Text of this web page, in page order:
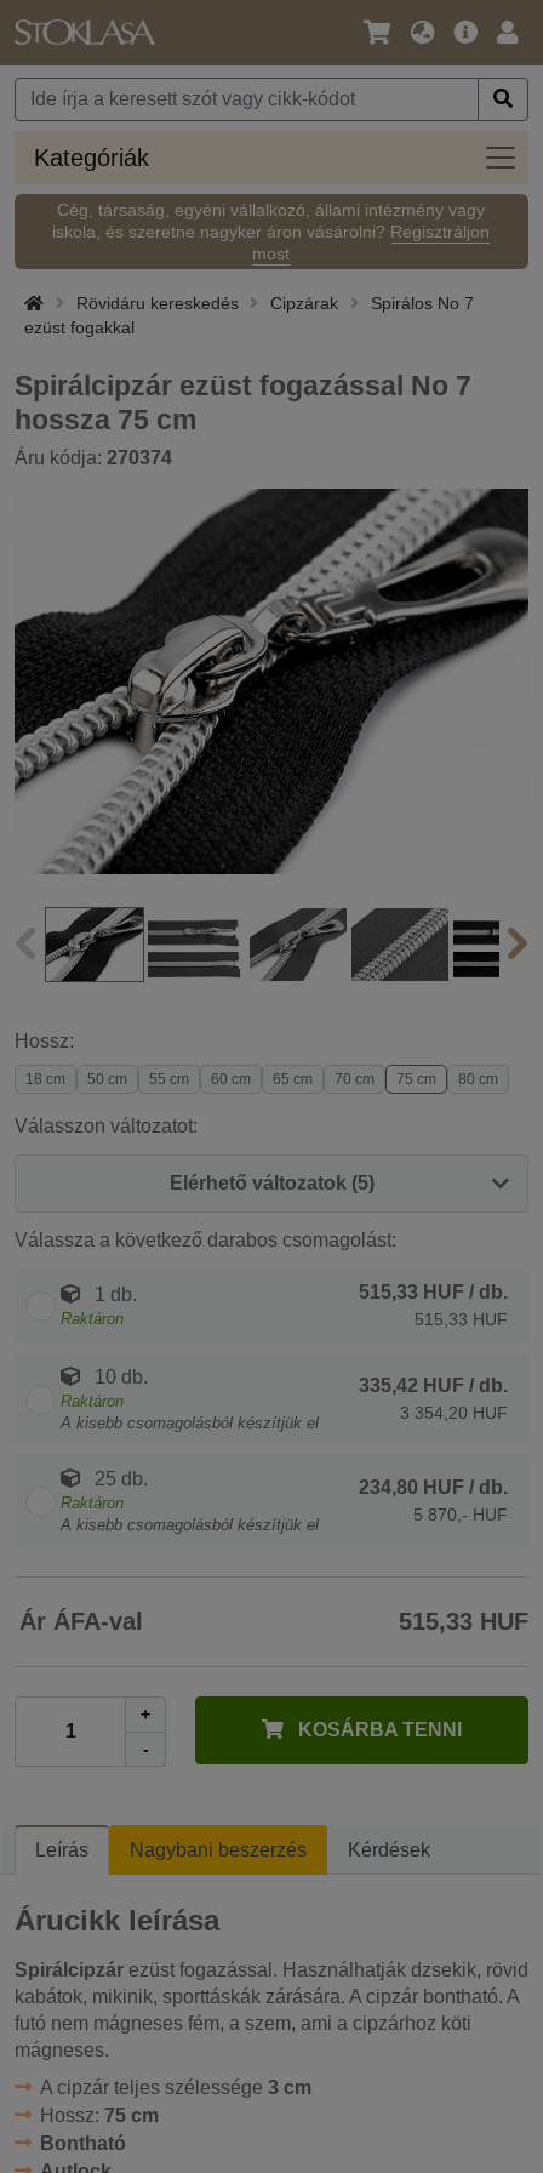
Nyelv
Pénznem
Fő
Kategóriák
Cég, társaság, egyéni vállalkozó, állami intézmény vagy
iskola, és szeretne nagyker áron vásárolni? Regisztráljon
most
Rövidáru kereskedés Cipzárak
Spirálos No 7
ezüst fogakkal
Spirálcipzár ezüst fogazással No 7
hossza 75 cm
Áru kódja: 270374
Hossz:
18 cm 50 cm 55 cm 60 cm 65 cm 70 cm 75 cm 80 cm
Válasszon változatot:
Elérhető változatok (5)
Válassza a következő darabos csomagolást:
1 db.
Raktáron
515,33 HUF / db.
515,33 HUF
10 db.
Raktáron
A kisebb csomagolásból készítjük el
335,42 HUF / db.
3 354,20 HUF
25 db.
Raktáron
A kisebb csomagolásból készítjük el
234,80 HUF / db.
5 870,- HUF
Ár ÁFA-val 515,33 HUF
+
-
KOSÁRBA TENNI
Leírás Nagybani beszerzés Kérdések
Árucikk leírása
Spirálcipzár ezüst fogazással. Használhatják dzsekik, rövid
kabátok, mikinik, sporttáskák zárására. A cipzár bontható. A
futó nem mágneses fém, a szem, ami a cipzárhoz köti
mágneses.
A cipzár teljes szélessége 3 cm
Hossz: 75 cm
Bontható